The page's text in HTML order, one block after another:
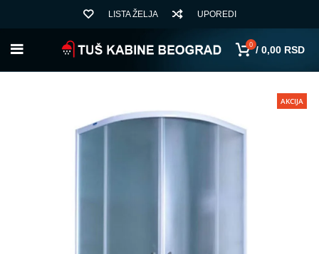
LISTA ŽELJA UPOREDI
0 / 0,00 RSD
AKCIJA